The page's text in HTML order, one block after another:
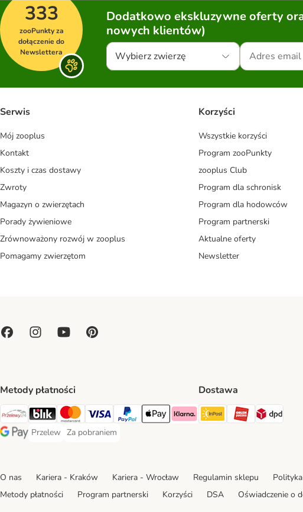
333
zooPunkty za
dołączenie do
Newslettera
Dodatkowo ekskluzywne oferty
nowych klientów)
Wybierz zwierzę
Serwis
Mój zooplus
Kontakt
Koszty i czas dostawy
Zwroty
Magazyn o zwierzętach
Porady żywieniowe
Zrównoważony rozwój w zooplus
Pomagamy zwierzętom
Korzyści
Wszystkie korzyści
Program zooPunkty
zooplus Club
Program dla schronisk
Program dla hodowców
Program partnerski
Aktualne oferty
Newsletter
Metody płatności
Przelewy24 Payment Method
Blik Payment Method
MasterCard Payment Method
Visa Payment Method
PayPal Payment Method
Apple Pay Payment Method
Klarna Payment Method
Google Pay Payment Method
Przelew
Przelew Payment Method
Za pobraniem
Za pobraniem Payment Method
Dostawa
Paczkomat®
ORLEN
O nas Kariera - Kraków Kariera - Wrocław Regulamin sklepu
Metody płatności
Program partnerski Korzyści DSA Oświadczenie o